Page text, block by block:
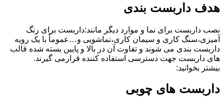
هدف داربست بندی
نصب داربست برای نما و موارد دیگر مانند:داربست برای رنگ
آمیزی،سنگ کاری و سیمان کاری،نماشویی و…عموماً با یک رویه
داربست بندی می شوند و تفاوت آن در بالا و پایین بسته شده قالب
های داربست جهت دسترسی استفاده کننده قرارمی گیرند.
بیشتر بخوانید:
داربست های چوبی